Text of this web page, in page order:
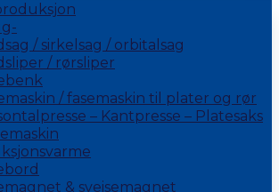
/ sirkelsag / orbitalsag
/ rørsliper
/ fasemaskin til plater og rør
– Kantpresse – Platesaks
& sveisemagnet